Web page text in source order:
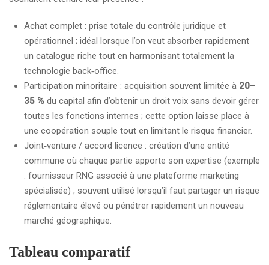
Achat complet : prise totale du contrôle juridique et
opérationnel ; idéal lorsque l’on veut absorber rapidement
un catalogue riche tout en harmonisant totalement la
technologie back‑office.
Participation minoritaire : acquisition souvent limitée à 20–
35 % du capital afin d’obtenir un droit voix sans devoir gérer
toutes les fonctions internes ; cette option laisse place à
une coopération souple tout en limitant le risque financier.
Joint‑venture / accord licence : création d’une entité
commune où chaque partie apporte son expertise (exemple
: fournisseur RNG associé à une plateforme marketing
spécialisée) ; souvent utilisé lorsqu’il faut partager un risque
réglementaire élevé ou pénétrer rapidement un nouveau
marché géographique.
Tableau comparatif